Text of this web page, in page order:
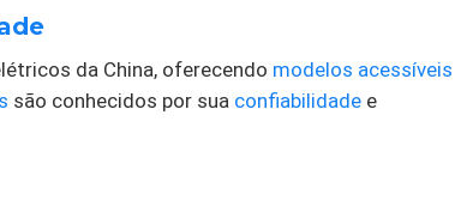
da China, oferecendo modelos acessíveis
são conhecidos por sua confiabilidade e